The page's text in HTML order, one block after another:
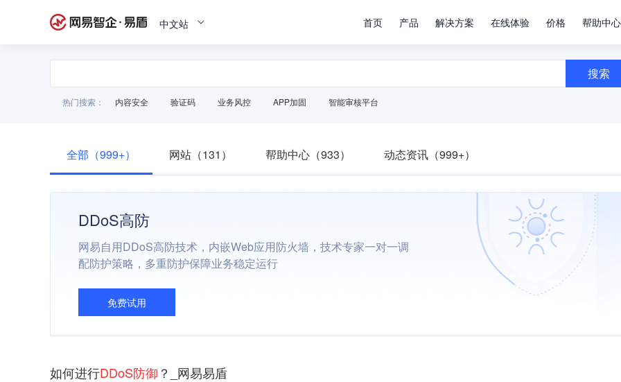
中文站 首页 产品 解决方案 在线体验 价格 帮助中心
搜索
热门搜索： 内容安全 验证码 业务风控 APP加固 智能审核平台
全部（999+） 网站（131） 帮助中心（933） 动态资讯（999+）
DDoS高防
网易自用DDoS高防技术，内嵌Web应用防火墙，技术专家一对一调
配防护策略，多重防护保障业务稳定运行
免费试用
如何进行DDoS防御 ？_网易易盾